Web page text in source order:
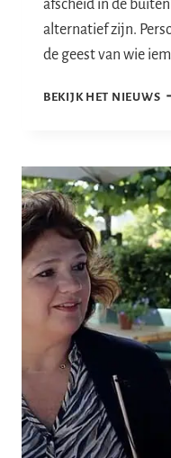
afscheid in de
alternatief zijn.
de geest van wie
BEKIJK HET NIEUWS
–